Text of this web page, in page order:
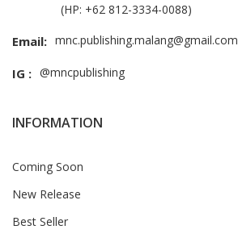
(HP: +62 812-3334-0088)
Email: mnc.publishing.malang@gmail.com
IG : @mncpublishing
INFORMATION
Coming Soon
New Release
Best Seller